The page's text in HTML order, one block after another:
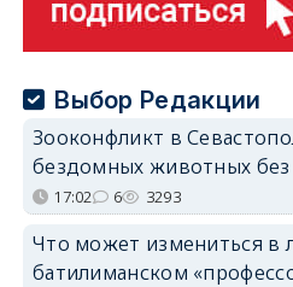
Выбор Редакции
Зооконфликт в
бездомных животных
17:02 6 3293
Что может измениться в
батилиманском